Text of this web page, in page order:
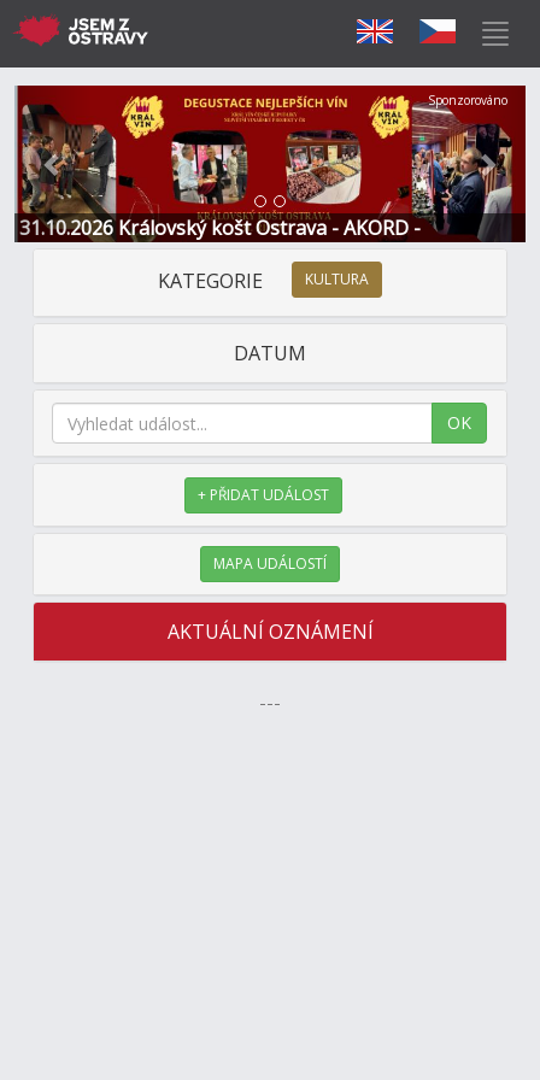
31.10.2026 Královský košt Ostrava - AKORD -
Restaurace a Hotel
Předchozí Další
Sponzorováno
KATEGORIE KULTURA
DATUM
OK
+ PŘIDAT UDÁLOST
MAPA UDÁLOSTÍ
AKTUÁLNÍ OZNÁMENÍ
---